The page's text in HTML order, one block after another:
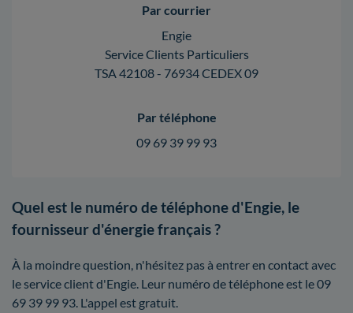
Par courrier
Engie
Service Clients Particuliers
TSA 42108 - 76934 CEDEX 09
Par téléphone
09 69 39 99 93
Quel est le numéro de téléphone d'Engie, le
fournisseur d'énergie français ?
À la moindre question, n'hésitez pas à entrer en contact avec
le service client d'Engie. Leur numéro de téléphone est le 09
69 39 99 93. L'appel est gratuit.